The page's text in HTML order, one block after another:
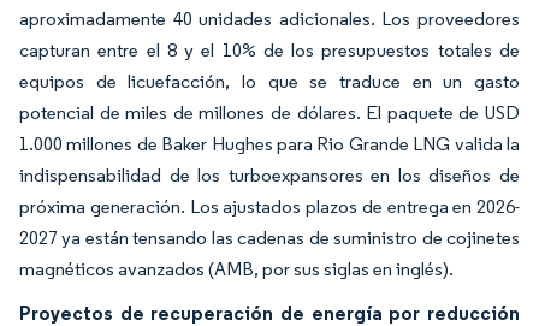
aproximadamente 40 unidades adicionales. Los proveedores
capturan entre el 8 y el 10% de los presupuestos totales de
equipos de licuefacción, lo que se traduce en un gasto
potencial de miles de millones de dólares. El paquete de USD
1.000 millones de Baker Hughes para Rio Grande LNG valida la
indispensabilidad de los turboexpansores en los diseños de
próxima generación. Los ajustados plazos de entrega en 2026-
2027 ya están tensando las cadenas de suministro de cojinetes
magnéticos avanzados (AMB, por sus siglas en inglés).
Proyectos de recuperación de energía por reducción